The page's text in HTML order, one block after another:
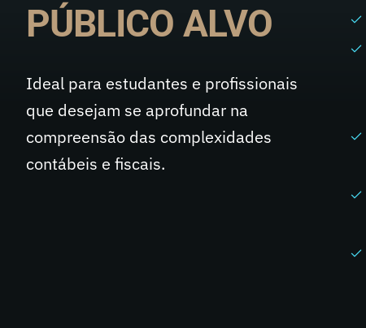
PÚBLICO ALVO
Ideal para estudantes e profissionais
que desejam se aprofundar na
compreensão das complexidades
contábeis e fiscais.